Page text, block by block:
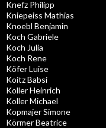
Knefz Philipp
Kniepeiss Mathias
Knoebl Benjamin
Koch Gabriele
Koch Julia
Koch Rene
Köfer Luise
Koitz Babsi
Koller Heinrich
Koller Michael
Kopmajer Simone
Körmer Beatrice